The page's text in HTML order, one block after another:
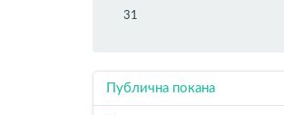
31
Публична покана